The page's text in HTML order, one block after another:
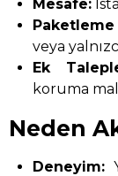
Mesafe:
veya
Ek
koruma
Neden
Deneyim: